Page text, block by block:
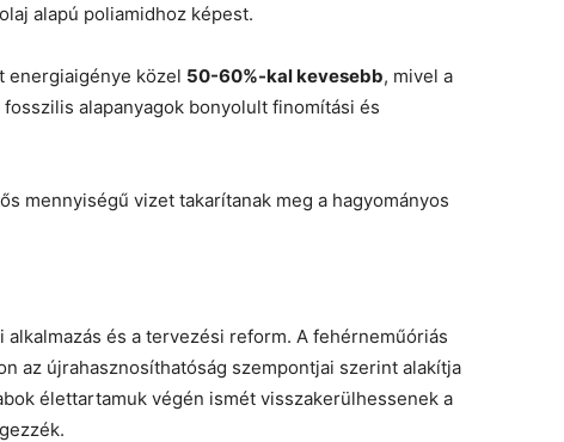
alapú poliamidhoz képest.
energiaigénye közel 50-60%-kal kevesebb, mivel a
alapanyagok bonyolult finomítási és
mennyiségű vizet takarítanak meg a hagyományos
és a tervezési reform. A fehérneműóriás
az újrahasznosíthatóság szempontjai szerint alakítja
élettartamuk végén ismét visszakerülhessenek a